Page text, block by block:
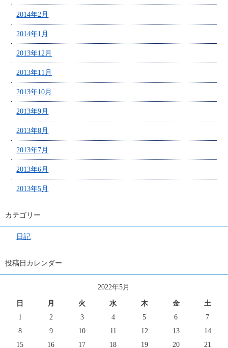
2014年2月
2014年1月
2013年12月
2013年11月
2013年10月
2013年9月
2013年8月
2013年7月
2013年6月
2013年5月
カテゴリー
日記
投稿日カレンダー
2022年5月
日 月 火 水 木 金
土
1
2 3 4 5 6
7
8
9 10 11 12 13
14
15
16 17 18 19 20 21